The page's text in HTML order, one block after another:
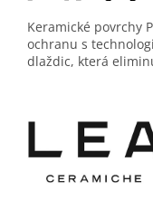
Keramické povrchy
ochranu s
dlaždic, která